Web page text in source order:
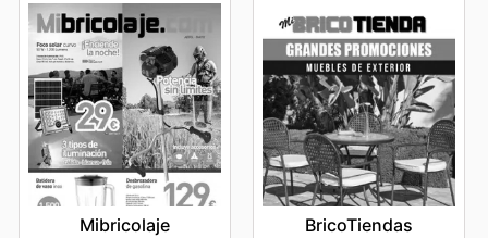
Mibricolaje BricoTiendas